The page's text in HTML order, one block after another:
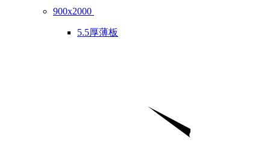
900x2000
5.5厚薄板